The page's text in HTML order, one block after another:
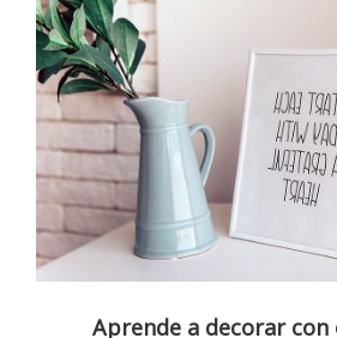
Aprende a decorar